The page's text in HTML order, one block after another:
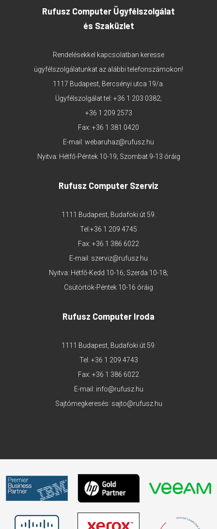
Rufusz Computer Ügyfélszolgálat
és Szaküzlet
Rendelésekkel kapcsolatban keresse
ügyfélszolgálatunkat az alábbi telefonszámokon!
1117 Budapest, Bercsényi utca 19/a.
Ügyfélszolgálat tel: +36 1 203 0382;
+36 1 209 2573
Fax: +36 1 381 0420
E-mail: webaruhaz@rufusz.hu
Nyitva: Hétfő-Péntek 10-19; Szombat 9-13 óráig
Rufusz Computer Szerviz
1111 Budapest, Budafoki út 59.
Tel:+36 1 209 4745
Fax: +36 1 386 6022
E-mail: szerviz@rufusz.hu
Nyitva: Hétfő-Kedd 10-16; Szerda 10-18;
Csütörtök-Péntek 10-16 óráig
Rufusz Computer Iroda
1111 Budapest, Budafoki út 59.
Tel: +36 1 209 4743
Fax: +36 1 386 6022
E-mail: info@rufusz.hu
Sajtómegkeresés: sajto@rufusz.hu